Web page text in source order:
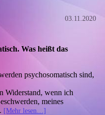
03.11.2020
Was heißt das
psychosomatisch sind,
Widerstand, wenn ich
meines
[Mehr lesen…]